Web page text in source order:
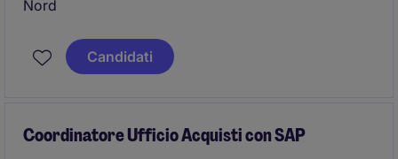
Nord
Candidati
Coordinatore Ufficio Acquisti con SAP